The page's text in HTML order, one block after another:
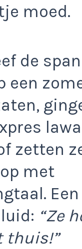
moed.
de
een
zetten
met
“Ze
thuis!”